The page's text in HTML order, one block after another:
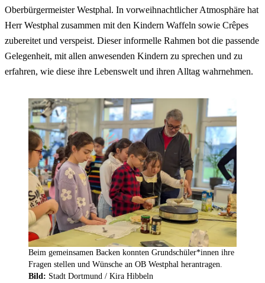
Oberbürgermeister Westphal. In vorweihnachtlicher Atmosphäre hat
Herr Westphal zusammen mit den Kindern Waffeln sowie Crêpes
zubereitet und verspeist. Dieser informelle Rahmen bot die passende
Gelegenheit, mit allen anwesenden Kindern zu sprechen und zu
erfahren, wie diese ihre Lebenswelt und ihren Alltag wahrnehmen.
Beim gemeinsamen Backen konnten Grundschüler*innen ihre
Fragen stellen und Wünsche an OB Westphal herantragen.
Bild: Stadt Dortmund / Kira Hibbeln